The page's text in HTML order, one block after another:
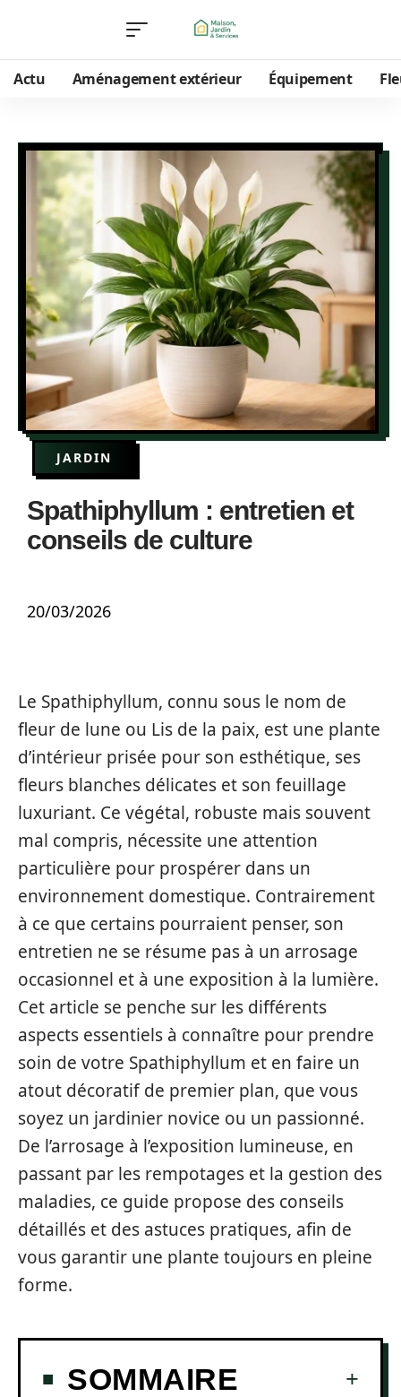
Actu Aménagement extérieur Équipement
JARDIN
Spathiphyllum : entretien et
conseils de culture
20/03/2026
Le Spathiphyllum, connu sous le nom de
fleur de lune ou Lis de la paix, est une plante
d’intérieur prisée pour son esthétique, ses
fleurs blanches délicates et son feuillage
luxuriant. Ce végétal, robuste mais souvent
mal compris, nécessite une attention
particulière pour prospérer dans un
environnement domestique. Contrairement
à ce que certains pourraient penser, son
entretien ne se résume pas à un arrosage
occasionnel et à une exposition à la lumière.
Cet article se penche sur les différents
aspects essentiels à connaître pour prendre
soin de votre Spathiphyllum et en faire un
atout décoratif de premier plan, que vous
soyez un jardinier novice ou un passionné.
De l’arrosage à l’exposition lumineuse, en
passant par les rempotages et la gestion des
maladies, ce guide propose des conseils
détaillés et des astuces pratiques, afin de
vous garantir une plante toujours en pleine
forme.
SOMMAIRE